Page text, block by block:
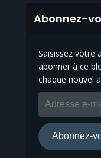
Abonnez-
Saisissez votre
abonner à ce
chaque nouvel
e-
mail
Abonnez-